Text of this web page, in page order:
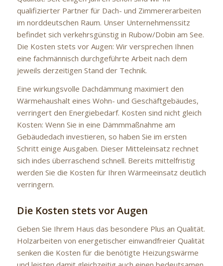
qualifizierter Partner für Dach- und Zimmererarbeiten
im norddeutschen Raum. Unser Unternehmenssitz
befindet sich verkehrsgünstig in Rubow/Dobin am See.
Die Kosten stets vor Augen: Wir versprechen Ihnen
eine fachmännisch durchgeführte Arbeit nach dem
jeweils derzeitigen Stand der Technik.
Eine wirkungsvolle Dachdämmung maximiert den
Wärmehaushalt eines Wohn- und Geschäftgebäudes,
verringert den Energiebedarf. Kosten sind nicht gleich
Kosten: Wenn Sie in eine Dämmmaßnahme am
Gebäudedach investieren, so haben Sie im ersten
Schritt einige Ausgaben. Dieser Mitteleinsatz rechnet
sich indes überraschend schnell. Bereits mittelfristig
werden Sie die Kosten für Ihren Wärmeeinsatz deutlich
verringern.
Die Kosten stets vor Augen
Geben Sie Ihrem Haus das besondere Plus an Qualität.
Holzarbeiten von energetischer einwandfreier Qualität
senken die Kosten für die benötigte Heizungswärme